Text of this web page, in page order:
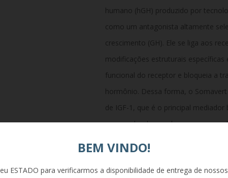
humano (hGH) produzido por
como um antagonista altamente
crescimento (GH). Ele se liga aos
modificações estruturais
funcional do receptor e bloqueia a
hormônio. Dessa forma, o
de IGF-1, que é o principal
exagerado observados na
Composição:
BEM VINDO!
ESTADO para verificarmos a disponibilidade de entrega de